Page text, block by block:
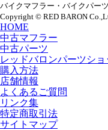
バイクマフラー・バイクパー
Copyright © RED BARON
HOME
中古マフラー
中古パーツ
レッドバロンパーツショ
購入方法
店舗情報
よくあるご質問
リンク集
特定商取引法
サイトマップ